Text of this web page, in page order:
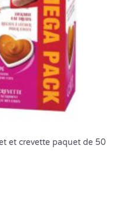
et crevette paquet de 50